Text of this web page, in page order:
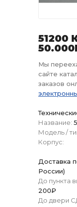
51200
Мы
сайте
заказов
Название:
Модель /
Корпус:
Доставка
России)
До пункта
200₽
До двери